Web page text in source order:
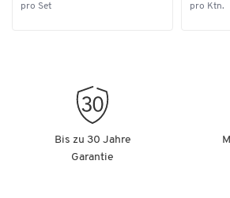
pro Set pro Ktn.
Bis zu 30 Jahre
Garantie